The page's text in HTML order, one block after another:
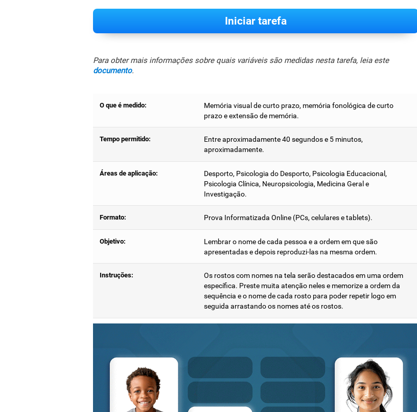
Iniciar tarefa
Para obter mais informações sobre quais variáveis são medidas nesta tarefa, leia este
documento.
O que é medido:
Memória visual de curto prazo, memória fonológica de curto
prazo e extensão de memória.
Tempo permitido:
Entre aproximadamente 40 segundos e 5 minutos,
aproximadamente.
Áreas de aplicação:
Desporto, Psicologia do Desporto, Psicologia Educacional,
Psicologia Clínica, Neuropsicologia, Medicina Geral e
Investigação.
Formato: Prova Informatizada Online (PCs, celulares e tablets).
Objetivo:
Lembrar o nome de cada pessoa e a ordem em que são
apresentadas e depois reproduzi-las na mesma ordem.
Instruções:
Os rostos com nomes na tela serão destacados em uma ordem
específica. Preste muita atenção neles e memorize a ordem da
sequência e o nome de cada rosto para poder repetir logo em
seguida arrastando os nomes até os rostos.